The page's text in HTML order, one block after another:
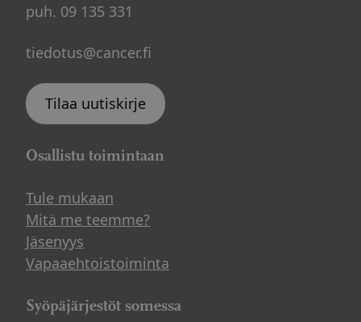
puh. 09 135 331
tiedotus@cancer.fi
Tilaa uutiskirje
Osallistu toimintaan
Tule mukaan
Mitä me teemme?
Jäsenyys
Vapaaehtoistoiminta
Syöpäjärjestöt somessa